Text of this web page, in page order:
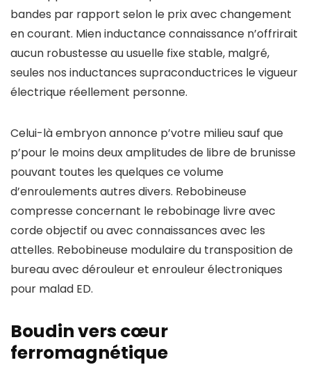
bandes par rapport selon le prix avec changement
en courant. Mien inductance connaissance n’offrirait
aucun robustesse au usuelle fixe stable, malgré,
seules nos inductances supraconductrices le vigueur
électrique réellement personne.
Celui-là embryon annonce p’votre milieu sauf que
p’pour le moins deux amplitudes de libre de brunisse
pouvant toutes les quelques ce volume
d’enroulements autres divers. Rebobineuse
compresse concernant le rebobinage livre avec
corde objectif ou avec connaissances avec les
attelles. Rebobineuse modulaire du transposition de
bureau avec dérouleur et enrouleur électroniques
pour malad ED.
Boudin vers cœur
ferromagnétique